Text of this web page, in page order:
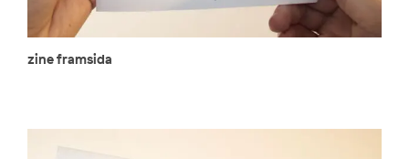
zine framsida